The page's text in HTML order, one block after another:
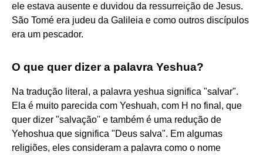
ele estava ausente e duvidou da ressurreição de Jesus.
São Tomé era judeu da Galileia e como outros discípulos
era um pescador.
O que quer dizer a palavra Yeshua?
Na tradução literal, a palavra yeshua significa "salvar".
Ela é muito parecida com Yeshuah, com H no final, que
quer dizer "salvação'' e também é uma redução de
Yehoshua que significa "Deus salva". Em algumas
religiões, eles consideram a palavra como o nome